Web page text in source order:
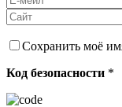
Сохранить моё
Код безопасности *